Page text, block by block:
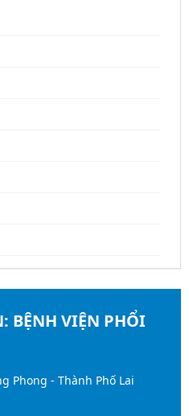
BỆNH VIỆN PHỔI
Phong - Thành Phố Lai